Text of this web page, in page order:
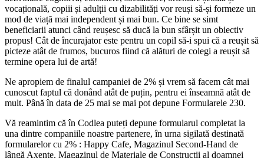
vocațională, copiii și adulții cu dizabilități vor reuși să-și formeze un
mod de viață mai independent și mai bun. Ce bine se simt
beneficiarii atunci când reușesc să ducă la bun sfârșit un obiectiv
propus! Cât de încurajator este pentru un copil să-i spui că a reușit să
picteze atât de frumos, bucuros fiind că alături de colegi a reușit să
termine opera lui de artă!
Ne apropiem de finalul campaniei de 2% și vrem să facem cât mai
cunoscut faptul că donând atât de puțin, pentru ei înseamnă atât de
mult. Până în data de 25 mai se mai pot depune Formularele 230.
Vă reamintim că în Codlea puteți depune formularul completat la
una dintre companiile noastre partenere, în urna sigilată destinată
formularelor cu 2% : Happy Cafe, Magazinul Second-Hand de
lângă Axente, Magazinul de Materiale de Construcţii al doamnei